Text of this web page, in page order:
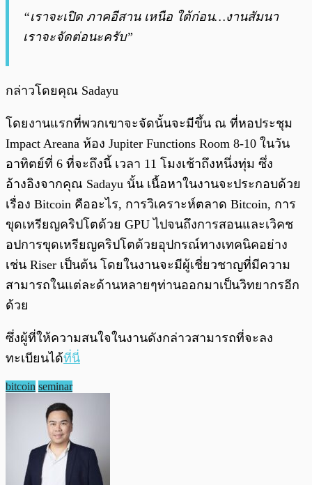
“เราจะเปิด ภาคอีสาน เหนือ ใต้ก่อน…งานสัมนา
เราจะจัดต่อนะครับ”
กล่าวโดยคุณ Sadayu
โดยงานแรกที่พวกเขาจะจัดนั้นจะมีขึ้น ณ ที่หอประชุม
Impact Areana ห้อง Jupiter Functions Room 8-10 ในวัน
อาทิตย์ที่ 6 ที่จะถึงนี้ เวลา 11 โมงเช้าถึงหนึ่งทุ่ม ซึ่ง
อ้างอิงจากคุณ Sadayu นั้น เนื้อหาในงานจะประกอบด้วย
เรื่อง Bitcoin คืออะไร, การวิเคราะห์ตลาด Bitcoin, การ
ขุดเหรียญคริปโตด้วย GPU ไปจนถึงการสอนและเวิคช
อปการขุดเหรียญคริปโตด้วยอุปกรณ์ทางเทคนิคอย่าง
เช่น Riser เป็นต้น โดยในงานจะมีผู้เชี่ยวชาญที่มีความ
สามารถในแต่ละด้านหลายๆท่านออกมาเป็นวิทยากรอีก
ด้วย
ซึ่งผู้ที่ให้ความสนใจในงานดังกล่าวสามารถที่จะลง
ทะเบียนได้ที่นี่
bitcoin seminar